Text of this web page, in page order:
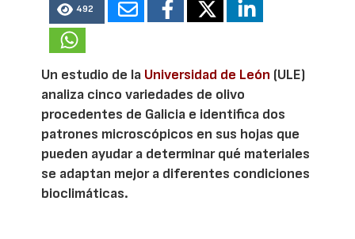
492
Un estudio de la Universidad de León (ULE)
analiza cinco variedades de olivo
procedentes de Galicia e identifica dos
patrones microscópicos en sus hojas que
pueden ayudar a determinar qué materiales
se adaptan mejor a diferentes condiciones
bioclimáticas.